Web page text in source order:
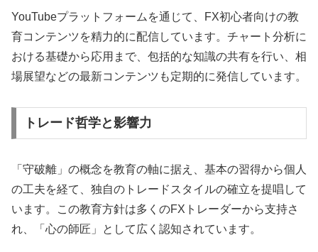
YouTubeプラットフォームを通じて、FX初心者向けの教
育コンテンツを精力的に配信しています。チャート分析に
おける基礎から応用まで、包括的な知識の共有を行い、相
場展望などの最新コンテンツも定期的に発信しています。
トレード哲学と影響力
「守破離」の概念を教育の軸に据え、基本の習得から個人
の工夫を経て、独自のトレードスタイルの確立を提唱して
います。この教育方針は多くのFXトレーダーから支持さ
れ、「心の師匠」として広く認知されています。